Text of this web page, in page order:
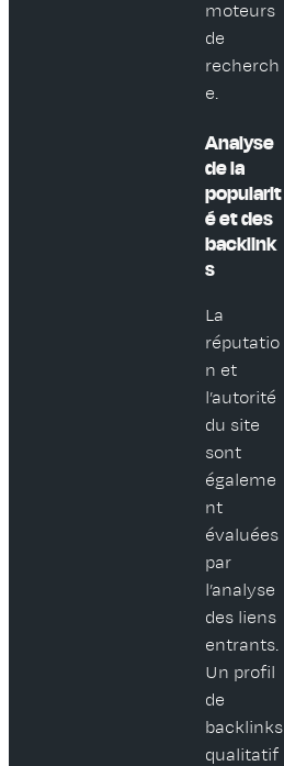
moteurs
de
recherch
e.
Analyse
de la
popularit
é et des
backlink
s
La
réputatio
n et
l’autorité
du site
sont
égaleme
nt
évaluées
par
l’analyse
des liens
entrants.
Un profil
de
backlinks
qualitatif